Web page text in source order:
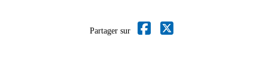
Partager sur